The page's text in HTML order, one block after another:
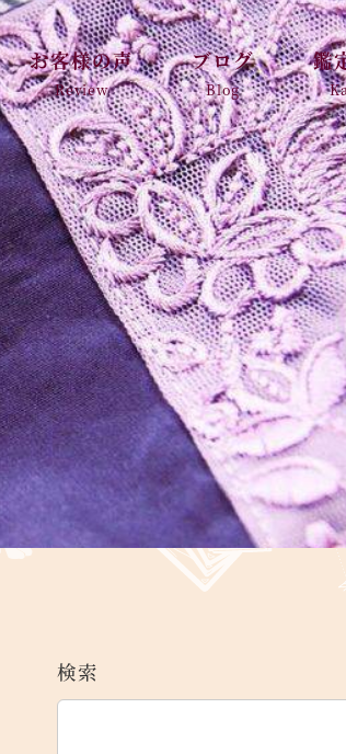
お客様の声
Review
ブログ
Blog
鑑
検索